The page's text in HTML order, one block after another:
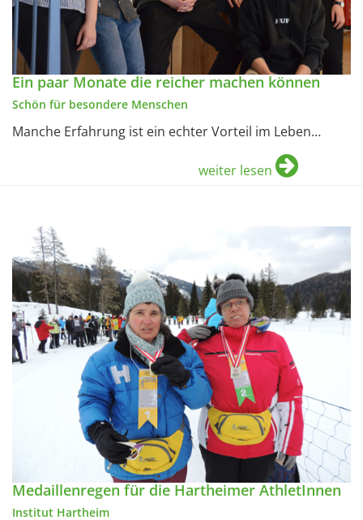
Ein paar Monate die reicher machen können
Schön für besondere Menschen
Manche Erfahrung ist ein echter Vorteil im Leben…
weiter lesen
Medaillenregen für die Hartheimer AthletInnen
Institut Hartheim